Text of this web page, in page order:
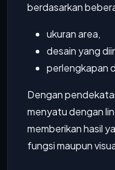
berdasarkan
ukuran area,
desain yang
perlengkapan
Dengan
menyatu dengan
memberikan hasil
fungsi maupun